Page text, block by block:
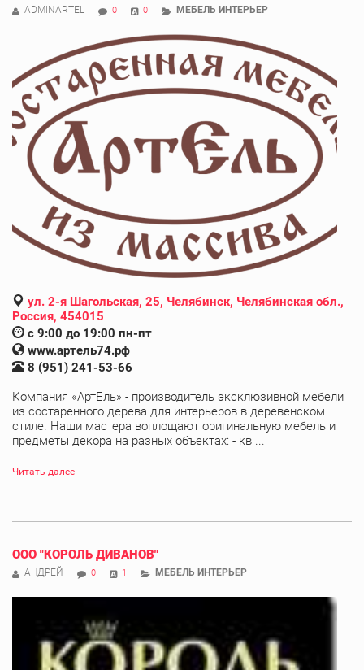
ADMINARTEL 0 0 МЕБЕЛЬ ИНТЕРЬЕР
ул. 2-я Шагольская, 25, Челябинск, Челябинская обл.,
Россия, 454015
с 9:00 до 19:00 пн-пт
www.артель74.рф
8 (951) 241-53-66
Компания «АртЕль» - производитель эксклюзивной мебели
из состаренного дерева для интерьеров в деревенском
стиле. Наши мастера воплощают оригинальную мебель и
предметы декора на разных объектах: - кв ...
Читать далее
ООО "КОРОЛЬ ДИВАНОВ"
АНДРЕЙ 0 1 МЕБЕЛЬ ИНТЕРЬЕР